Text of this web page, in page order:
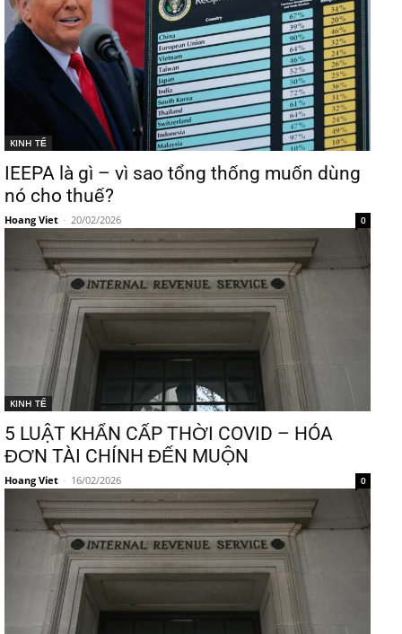
KINH TẾ
IEEPA là gì – vì sao tổng thống muốn dùng
nó cho thuế?
Hoang Viet - 20/02/2026 0
KINH TẾ
5 LUẬT KHẨN CẤP THỜI COVID – HÓA
ĐƠN TÀI CHÍNH ĐẾN MUỘN
Hoang Viet - 16/02/2026 0